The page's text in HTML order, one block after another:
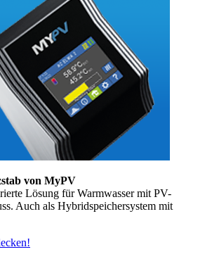
von MyPV
Lösung für Warmwasser mit PV-
Auch als Hybridspeichersystem mit